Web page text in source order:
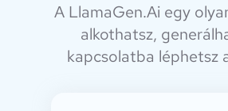
A LlamaGen.Ai egy
alkothatsz,
kapcsolatba léphetsz